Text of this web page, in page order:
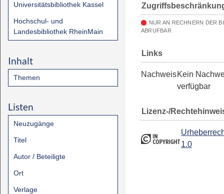
Universitätsbibliothek Kassel
Hochschul- und
Landesbibliothek RheinMain
Inhalt
Themen
Listen
Neuzugänge
Titel
Autor / Beteiligte
Ort
Verlage
NUR AN RECHNERN DER
ABRUFBAR
Links
NachweisKein
verfügbar
Lizenz-/
1.0